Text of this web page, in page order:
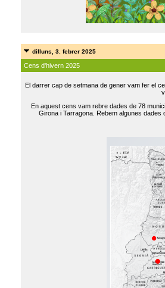
dilluns, 3. febrer 2025
Cens d'hivern 2025
El darrer cap de setmana de gener vam fer el
En aquest cens vam rebre dades de 78
Girona i Tarragona. Rebem algunes